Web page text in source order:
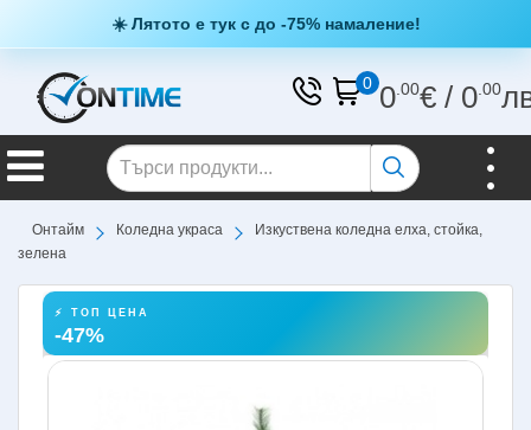
☀️ Лятото е тук с до -75% намаление!
0 0.00€/ 0.00
Онтайм Коледна украса
Изкуствена коледна елха, стойка,
зелена
⚡ ТОП ЦЕНА
-47%